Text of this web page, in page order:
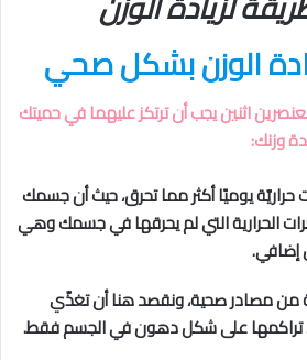
الوزن بشكل صحي
اثنين يجب أن ترتكز عليهما في حميتك
وزنك:
يوميًا أكثر مما تحرق، حيث أن جسمك
الحرارية التي لم يحرقها في جسمك وهي
إضافي.
من مصادر صحية، ونقصد هنا أن تغذّي
تراكمها على شكل دهون في الجسم فقط.